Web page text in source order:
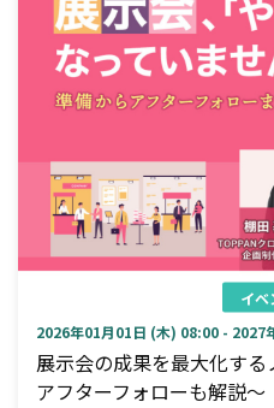
イベ
2026年01月01日 (木) 08:00 - 2027
展示会の成果を最大化す
アフターフォローも解説～